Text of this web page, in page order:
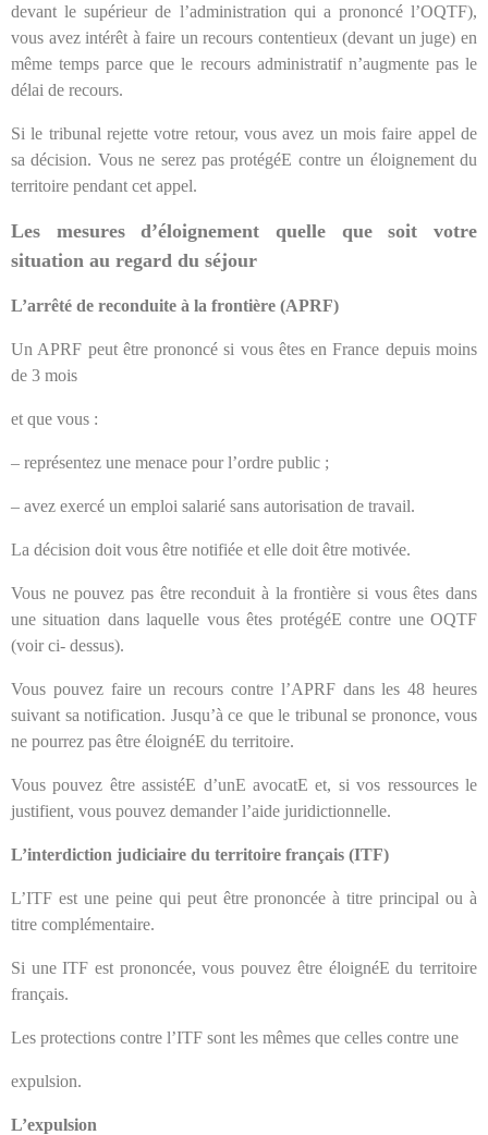
devant le supérieur de l’administration qui a prononcé l’OQTF),
vous avez intérêt à faire un recours contentieux (devant un juge) en
même temps parce que le recours administratif n’augmente pas le
délai de recours.
Si le tribunal rejette votre retour, vous avez un mois faire appel de
sa décision. Vous ne serez pas protégéE contre un éloignement du
territoire pendant cet appel.
Les mesures d’éloignement quelle que soit votre
situation au regard du séjour
L’arrêté de reconduite à la frontière (APRF)
Un APRF peut être prononcé si vous êtes en France depuis moins
de 3 mois
et que vous :
– représentez une menace pour l’ordre public ;
– avez exercé un emploi salarié sans autorisation de travail.
La décision doit vous être notifiée et elle doit être motivée.
Vous ne pouvez pas être reconduit à la frontière si vous êtes dans
une situation dans laquelle vous êtes protégéE contre une OQTF
(voir ci- dessus).
Vous pouvez faire un recours contre l’APRF dans les 48 heures
suivant sa notification. Jusqu’à ce que le tribunal se prononce, vous
ne pourrez pas être éloignéE du territoire.
Vous pouvez être assistéE d’unE avocatE et, si vos ressources le
justifient, vous pouvez demander l’aide juridictionnelle.
L’interdiction judiciaire du territoire français (ITF)
L’ITF est une peine qui peut être prononcée à titre principal ou à
titre complémentaire.
Si une ITF est prononcée, vous pouvez être éloignéE du territoire
français.
Les protections contre l’ITF sont les mêmes que celles contre une
expulsion.
L’expulsion